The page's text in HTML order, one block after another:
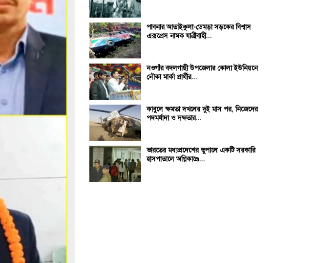
পাবনার আতাইকুলা-ডেমড়া সড়কের বিশ্বাস
এক্সপ্রেস নামক যাত্রীবাহী...
নওগাঁর বদলগাছী উপজেলার কোলা ইউনিয়নে
নৌকা মার্কা প্রার্থীর...
কাবুলে ক্ষমতা দখলের দুই মাস পর, নিজেদের
পদমর্যাদা ও দক্ষতার...
ভারতের মধ্যপ্রদেশের ভুপালে একটি সরকারি
হাসপাতালে অগ্নিকাণ্ডে...